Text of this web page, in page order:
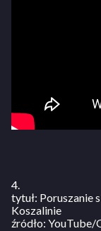
4.
tytuł: Poruszanie
Koszalinie
źródło: